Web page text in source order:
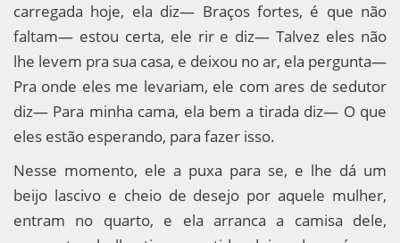
carregada hoje, ela diz— Braços fortes, é que não
faltam— estou certa, ele rir e diz— Talvez eles não
lhe levem pra sua casa, e deixou no ar, ela pergunta—
Pra onde eles me levariam, ele com ares de sedutor
diz— Para minha cama, ela bem a tirada diz— O que
eles estão esperando, para fazer isso.
Nesse momento, ele a puxa para se, e lhe dá um
beijo lascivo e cheio de desejo por aquele mulher,
entram no quarto, e ela arranca a camisa dele,